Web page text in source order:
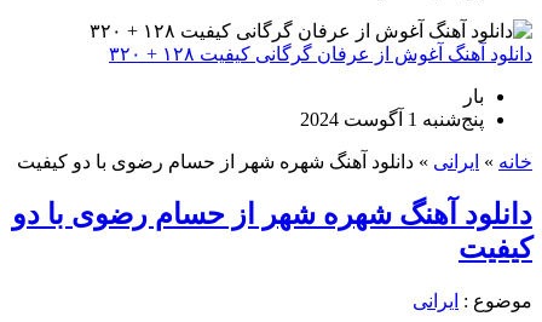
دانلود آهنگ آغوش از عرفان گرگانی کیفیت ۱۲۸ + ۳۲۰
بار
پنج‌شنبه 1 آگوست 2024
خانه » ایرانی » دانلود آهنگ شهره شهر از حسام رضوی با دو کیفیت
دانلود آهنگ شهره شهر از حسام رضوی با دو
کیفیت
موضوع : ایرانی